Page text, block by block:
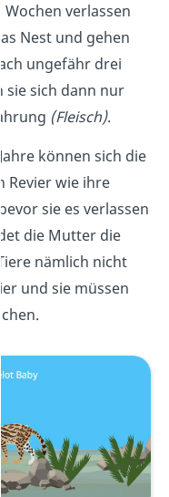
Wochen verlassen
Nest und gehen
ungefähr drei
sie sich dann nur
(Fleisch).
können sich die
Revier wie ihre
sie es verlassen
die Mutter die
nämlich nicht
und sie müssen